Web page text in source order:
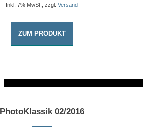
Inkl. 7% MwSt., zzgl. Versand
ZUM PRODUKT
Dieses Produkt weist mehrere Varianten auf. Die Optionen können auf der Produktseite gewählt werden
PhotoKlassik 02/2016